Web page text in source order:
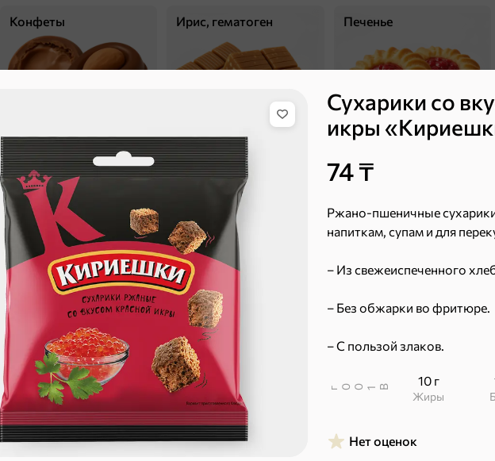
Сухарики со
икры
74 ₸
Ржано-пшеничные
напиткам, супам и для
– Из свежеиспеченного
– Без обжарки во фритюре.
– С пользой злаков.
В
1 00
г
10 г
Жиры
Нет оценок
Конфеты Ирис, гематоген Печенье
Зефир, мармелад
Бисквиты, рулеты,
Карамель Пряники Круассаны